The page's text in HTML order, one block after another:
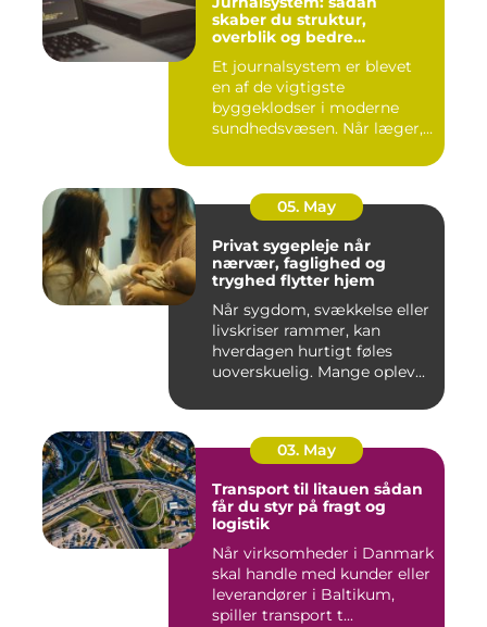
skaber du struktur,
overblik og bedre
Et journalsystem er blevet
en af de vigtigste
byggeklodser i moderne
sundhedsvæsen. Når læger,
05. May
Privat sygepleje når
nærvær, faglighed og
tryghed flytter hjem
Når sygdom, svækkelse eller
livskriser rammer, kan
hverdagen hurtigt føles
uoverskuelig. Mange oplev...
03. May
Transport til litauen sådan
får du styr på fragt og
logistik
Når virksomheder i Danmark
skal handle med kunder eller
leverandører i Baltikum,
spiller transport t...